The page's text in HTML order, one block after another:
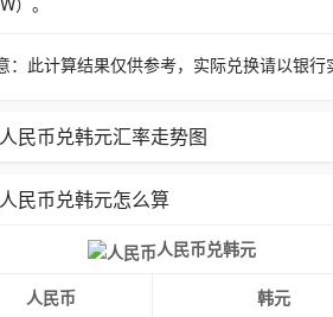
：此计算结果仅供参考，实际兑换请以银行
人民币兑韩元汇率走势图
人民币兑韩元怎么算
人民币兑韩元
人民币 韩元